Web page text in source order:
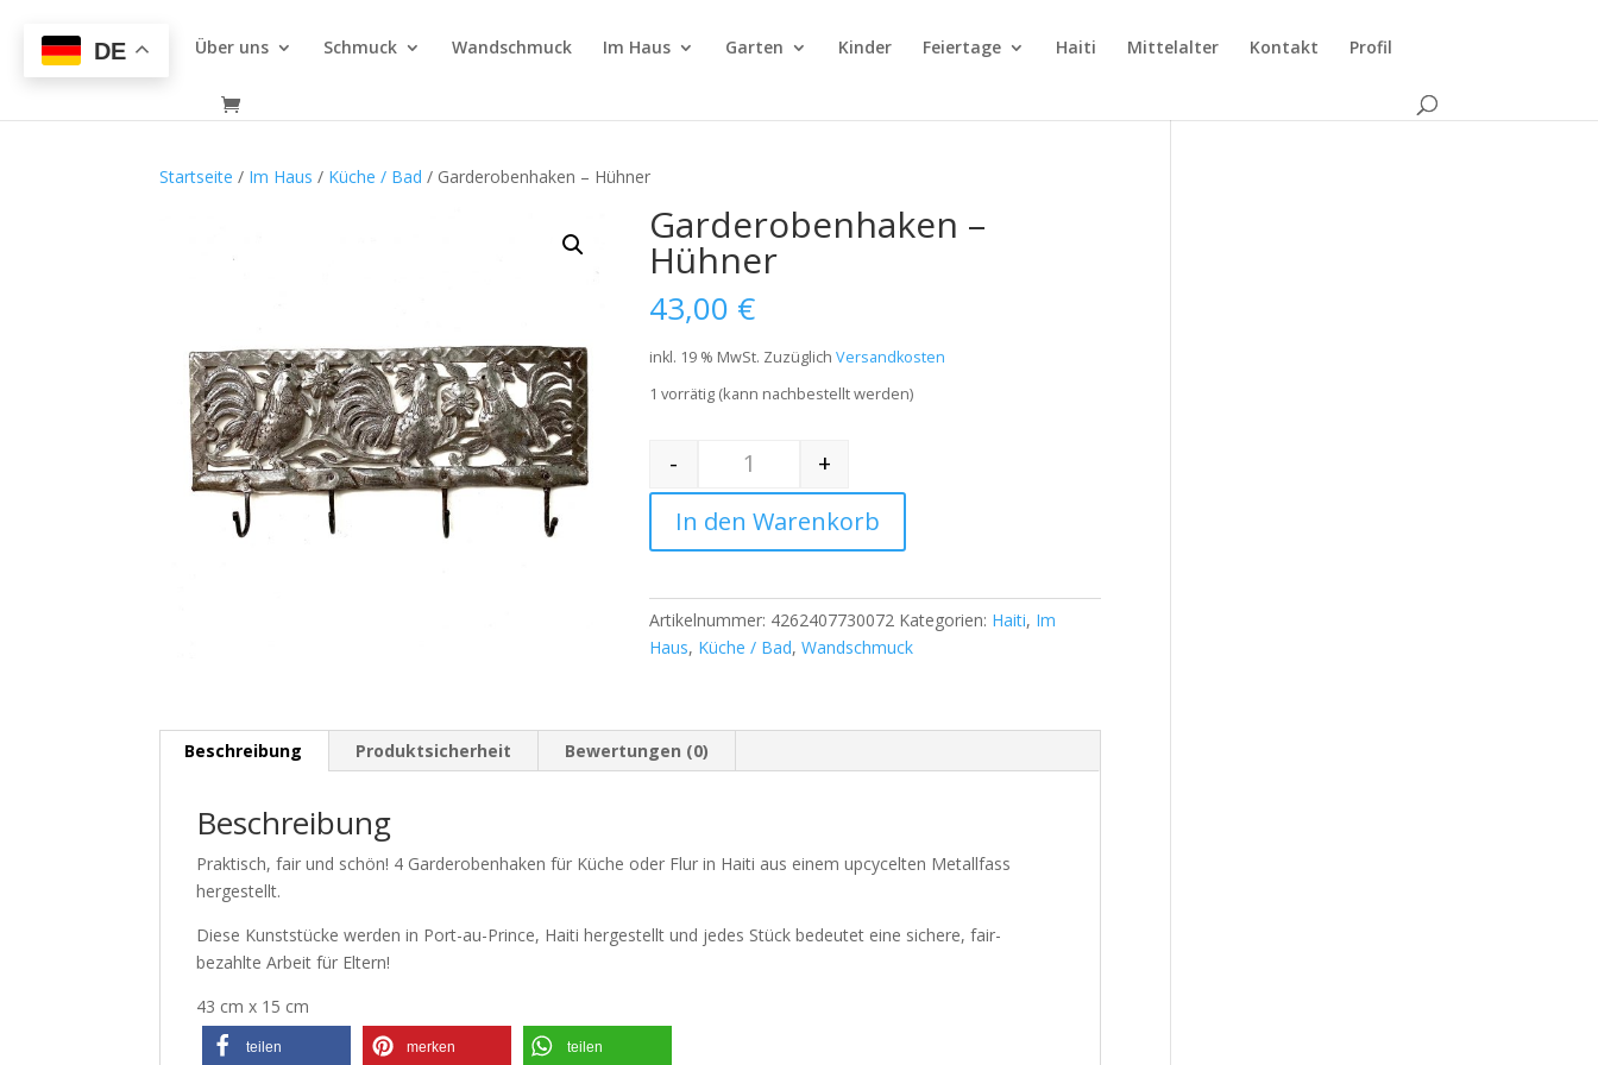
Über uns Schmuck Wandschmuck Im Haus Garten Kinder Feiertage Haiti Mittelalter Kontakt Profil
Startseite / Im Haus / Küche / Bad / Garderobenhaken – Hühner
Garderobenhaken –
Hühner
43,00 €
inkl. 19 % MwSt. ZuzüglichVersandkosten
1 vorrätig (kann nachbestellt werden)
Quantity
-
+
In den Warenkorb
Artikelnummer: 4262407730072 Kategorien: Haiti, Im
Haus, Küche / Bad,Wandschmuck
Beschreibung Produktsicherheit Bewertungen (0)
Beschreibung
Praktisch, fair und schön! 4 Garderobenhaken für Küche oder Flur in Haiti aus einem upcycelten Metallfass
hergestellt.
Diese Kunststücke werden in Port-au-Prince, Haiti hergestellt und jedes Stück bedeutet eine sichere, fair-
bezahlte Arbeit für Eltern!
43 cm x 15 cm
teilen merken teilen
DE